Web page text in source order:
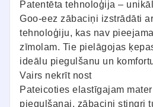
Patentēta tehnoloģija –
Goo-eez zābaciņi izstrādāti
tehnoloģiju, kas nav
zīmolam. Tie pielāgojas
ideālu piegulšanu un
Vairs nekrīt nost
Pateicoties elastīgajam
piegulšanai, zābaciņi stingri